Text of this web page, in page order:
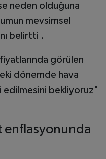
neden olduğuna
mevsimsel
belirtti .
görülen
dönemde hava
edilmesini bekliyoruz"
enflasyonunda